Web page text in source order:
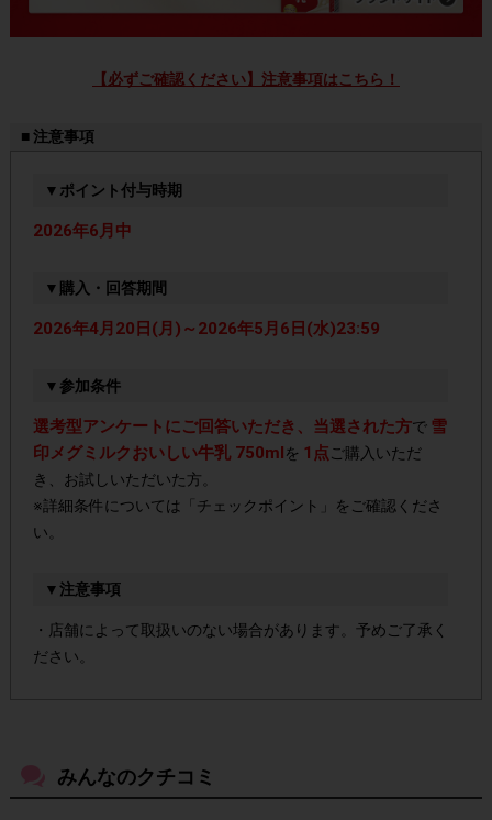
【必ずご確認ください】注意事項はこちら！
■ 注意事項
▼ポイント付与時期
2026年6月中
▼購入・回答期間
2026年4月20日(月)～2026年5月6日(水)23:59
▼参加条件
選考型アンケートにご回答いただき、当選された方で 雪
印メグミルクおいしい牛乳 750mlを 1点 ご購入いただ
き、お試しいただいた方。
※詳細条件については「チェックポイント」をご確認くださ
い。
▼注意事項
・店舗によって取扱いのない場合があります。予めご了承く
ださい。
・スマートフォン、携帯電話、タブレットPCにつきまし
みんなのクチコミ